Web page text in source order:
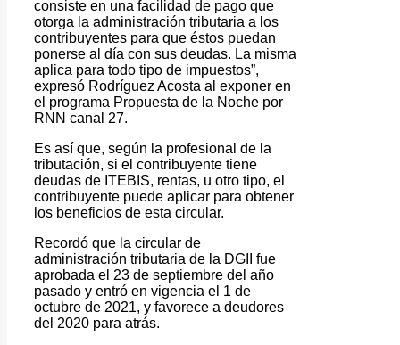
consiste en una facilidad de pago que
otorga la administración tributaria a los
contribuyentes para que éstos puedan
ponerse al día con sus deudas. La misma
aplica para todo tipo de impuestos”,
expresó Rodríguez Acosta al exponer en
el programa Propuesta de la Noche por
RNN canal 27.
Es así que, según la profesional de la
tributación, si el contribuyente tiene
deudas de ITEBIS, rentas, u otro tipo, el
contribuyente puede aplicar para obtener
los beneficios de esta circular.
Recordó que la circular de
administración tributaria de la DGII fue
aprobada el 23 de septiembre del año
pasado y entró en vigencia el 1 de
octubre de 2021, y favorece a deudores
del 2020 para atrás.